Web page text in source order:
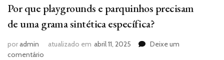
Por que playgrounds e parquinhos precisam
de uma grama sintética específica?
poradmin atualizado em abril 11, 2025
Deixe um
comentário